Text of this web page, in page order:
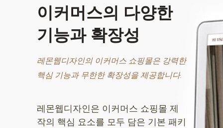
이커머스의 다양한
기능과 확장성
레몬웹디자인의 이커머스 쇼핑몰은 강력한
핵심 기능과 무한한 확장성을 제공합니다.
레몬웹디자인은 이커머스 쇼핑몰 제
작의 핵심 요소를 모두 담은 기본 패키